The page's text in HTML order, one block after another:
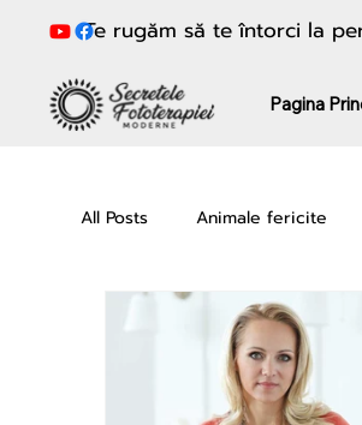
Te rugăm să te întorci la
Pagina
All Posts Animale fericite
Frumusețe & Anti-aging
x2o Water Machine